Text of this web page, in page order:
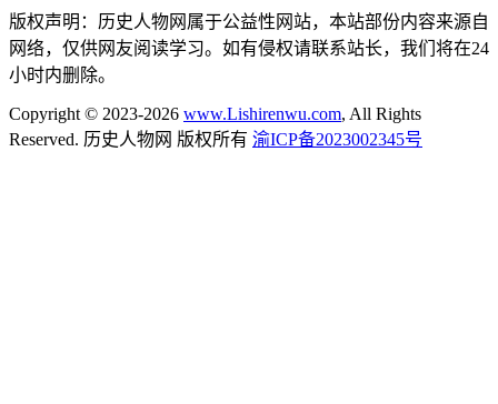
版权声明：历史人物网属于公益性网站，本站部份内容来源自
网络，仅供网友阅读学习。如有侵权请联系站长，我们将在24
小时内删除。
Copyright © 2023-2026 www.Lishirenwu.com, All Rights
Reserved. 历史人物网 版权所有 渝ICP备2023002345号